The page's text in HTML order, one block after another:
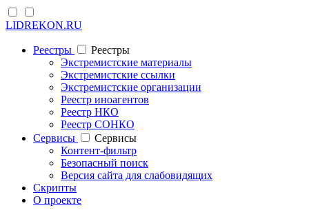
LIDREKON.RU
Реестры
Реестры
Экстремистские материалы
Экстремистские ссылки
Экстремистские организации
Реестр иноагентов
Реестр НКО
Реестр СОНКО
Cервисы
Cервисы
Контент-фильтр
Безопасный поиск
Версия сайта для слабовидящих
Скрипты
О проекте